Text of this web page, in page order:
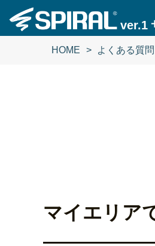
ver.1
HOME よくある質問
マイエリア